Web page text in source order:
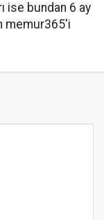
ise bundan 6 ay
memur365'i